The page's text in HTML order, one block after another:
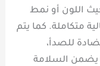
اللون أو نمط
متكاملة. كما يتم
للصدأ،
يضمن السلامة